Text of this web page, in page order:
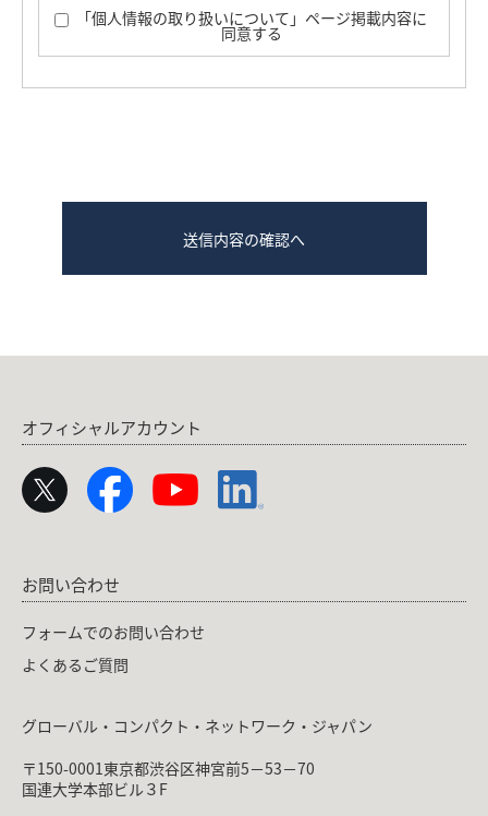
「個人情報の取り扱いについて」ページ掲載内容に
同意する
オフィシャルアカウント
お問い合わせ
フォームでのお問い合わせ
よくあるご質問
グローバル・コンパクト・ネットワーク・ジャパン
〒150-0001東京都渋谷区神宮前5－53－70
国連大学本部ビル３F